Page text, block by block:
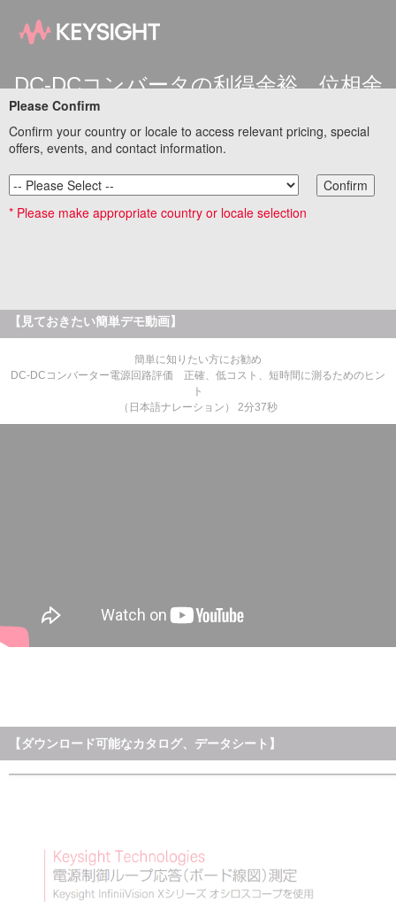
DC-DCコンバータの利得余裕、位相余
InfiniiVisionシリーズ DSOX3000T オシロスコープを用い
た電源評価
DC電源の負荷変動の影響をなるべく抑えるために、位相補償回路のパラメータ
を調整した時、負荷変動の波形にリンギングが乗るなど不安定になる事があり
ます。また、波形では問題なくても、利得余裕、位相余裕が十分でない事もあ
【見ておきたい簡単デモ動画】
簡単に知りたい方にお勧め
DC-DCコンバーター電源回路評価 正確、低コスト、短時間に測るためのヒン
ト
（日本語ナレーション） 2分37秒
【ダウンロード可能なカタログ、データシート】
Please Confirm
Confirm your country or locale to access relevant pricing, special
offers, events, and contact information.
Confirm
* Please make appropriate country or locale selection